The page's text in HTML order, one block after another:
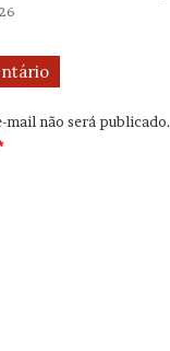
mail não será publicado.